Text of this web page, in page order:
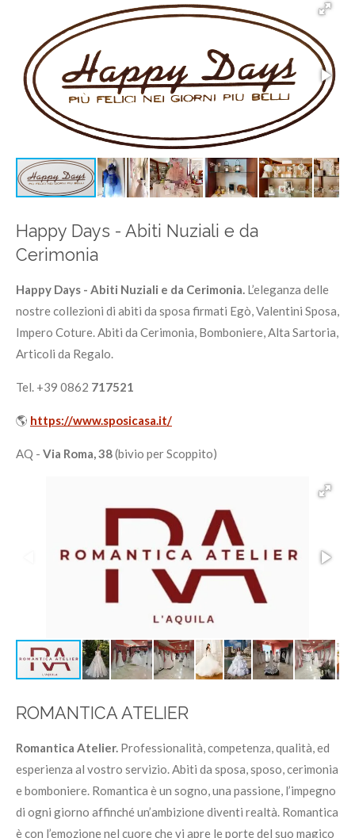
Happy Days - Abiti Nuziali e da
Cerimonia
Happy Days - Abiti Nuziali e da Cerimonia. L’eleganza delle
nostre collezioni di abiti da sposa firmati Egò, Valentini Sposa,
Impero Coture. Abiti da Cerimonia, Bomboniere, Alta Sartoria,
Articoli da Regalo.
Tel. +39 0862 717521
🌎 https://www.sposicasa.it/
AQ - Via Roma, 38(bivio per Scoppito)
ROMANTICA ATELIER
Romantica Atelier. Professionalità, competenza, qualità, ed
esperienza al vostro servizio. Abiti da sposa, sposo, cerimonia
e bomboniere. Romantica è un sogno, una passione, l’impegno
di ogni giorno affinché un’ambizione diventi realtà. Romantica
è con l’emozione nel cuore che vi apre le porte del suo magico